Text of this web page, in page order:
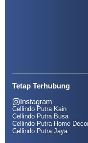
Tetap Terhubung
Instagram
Cellindo Putra Kain
Cellindo Putra Busa
Cellindo Putra Home
Cellindo Putra Jaya